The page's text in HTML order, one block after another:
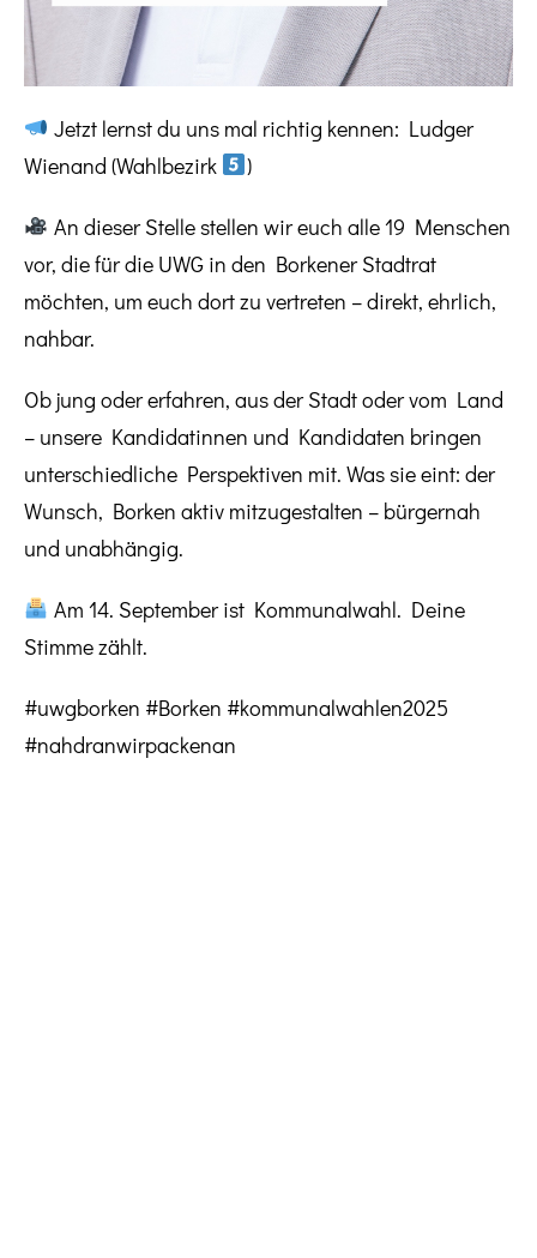
Jetzt lernst du uns mal richtig kennen: Ludger
Wienand (Wahlbezirk
)
An dieser Stelle stellen wir euch alle 19 Menschen
vor, die für die UWG in den Borkener Stadtrat
möchten, um euch dort zu vertreten – direkt, ehrlich,
nahbar.
Ob jung oder erfahren, aus der Stadt oder vom Land
– unsere Kandidatinnen und Kandidaten bringen
unterschiedliche Perspektiven mit. Was sie eint: der
Wunsch, Borken aktiv mitzugestalten – bürgernah
und unabhängig.
Am 14. September ist Kommunalwahl. Deine
Stimme zählt.
#uwgborken #Borken #kommunalwahlen2025
#nahdranwirpackenan